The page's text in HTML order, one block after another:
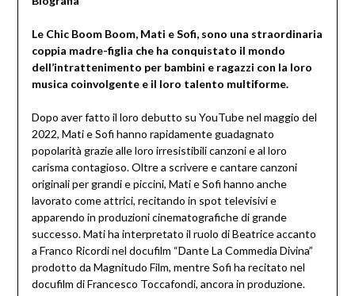
Le Chic Boom Boom, Mati e Sofi, sono una straordinaria
coppia madre-figlia che ha conquistato il mondo
dell’intrattenimento per bambini e ragazzi con la loro
musica coinvolgente e il loro talento multiforme.
Dopo aver fatto il loro debutto su YouTube nel maggio del
2022, Mati e Sofi hanno rapidamente guadagnato
popolarità grazie alle loro irresistibili canzoni e al loro
carisma contagioso. Oltre a scrivere e cantare canzoni
originali per grandi e piccini, Mati e Sofi hanno anche
lavorato come attrici, recitando in spot televisivi e
apparendo in produzioni cinematografiche di grande
successo. Mati ha interpretato il ruolo di Beatrice accanto
a Franco Ricordi nel docufilm “Dante La Commedia Divina”
prodotto da Magnitudo Film, mentre Sofi ha recitato nel
docufilm di Francesco Toccafondi, ancora in produzione.